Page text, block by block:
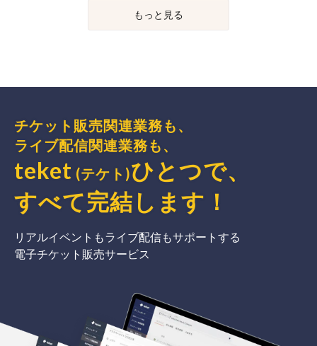
もっと見る
チケット販売関連業務も、
ライブ配信関連業務も、
teket (テケト)ひとつで、
すべて完結 します ！
リアルイベントもライブ配信もサポートする
電子チケット販売サービス